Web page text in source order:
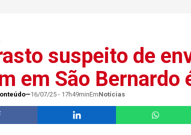
suspeito de
em São Bernardo
16/07/25 - 17h49minEmNotícias